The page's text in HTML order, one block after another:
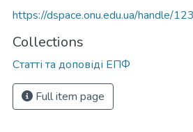
https://dspace.onu.edu.ua/handle/
Collections
Статті та доповіді ЕПФ
Full item page